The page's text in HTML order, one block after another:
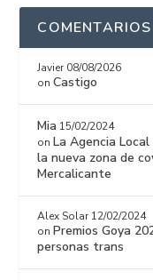
COMENTARIOS
Javier 08/08/2026
onCastigo
Mia 15/02/2024
on La Agencia
la nueva zona de
Mercalicante
Alex Solar 12/02/2024
on Premios Goya
personas trans